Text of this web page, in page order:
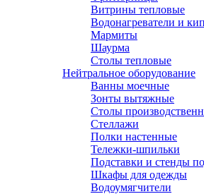
Витрины тепловые
Водонагреватели и
Мармиты
Шаурма
Столы тепловые
Нейтральное оборудование
Ванны моечные
Зонты вытяжные
Столы
Стеллажи
Полки настенные
Тележки-шпильки
Подставки и стенды
Шкафы для одежды
Водоумягчители